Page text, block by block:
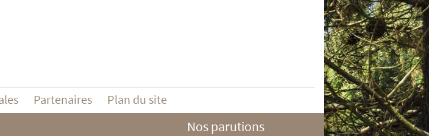
Partenaires Plan du site
Nos parutions